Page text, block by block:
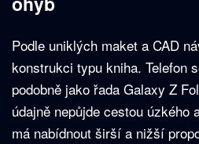
Podle uniklých maket a CAD
konstrukci typu kniha. Telefon
podobně jako řada Galaxy Z
údajně nepůjde cestou úzkého
má nabídnout širší a nižší